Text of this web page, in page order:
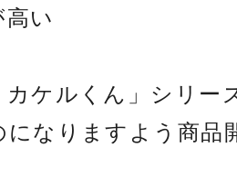
い
ケルくん」シリー
になりますよう商品